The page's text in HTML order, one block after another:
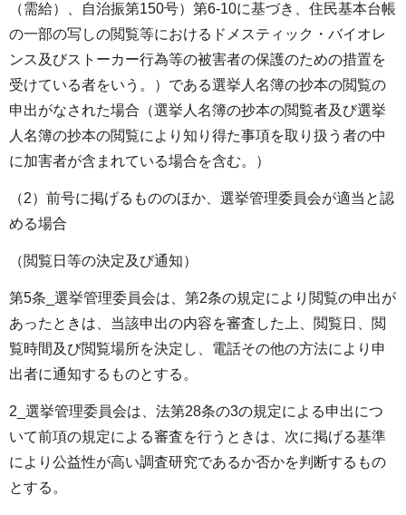
（需給）、自治振第150号）第6-10に基づき、住民基本台帳
の一部の写しの閲覧等におけるドメスティック・バイオレ
ンス及びストーカー行為等の被害者の保護のための措置を
受けている者をいう。）である選挙人名簿の抄本の閲覧の
申出がなされた場合（選挙人名簿の抄本の閲覧者及び選挙
人名簿の抄本の閲覧により知り得た事項を取り扱う者の中
に加害者が含まれている場合を含む。）
（2）前号に掲げるもののほか、選挙管理委員会が適当と認
める場合
（閲覧日等の決定及び通知）
第5条_選挙管理委員会は、第2条の規定により閲覧の申出が
あったときは、当該申出の内容を審査した上、閲覧日、閲
覧時間及び閲覧場所を決定し、電話その他の方法により申
出者に通知するものとする。
2_選挙管理委員会は、法第28条の3の規定による申出につ
いて前項の規定による審査を行うときは、次に掲げる基準
により公益性が高い調査研究であるか否かを判断するもの
とする。